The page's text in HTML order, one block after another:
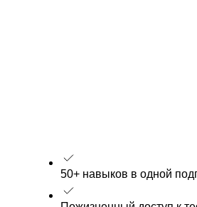
50+ навыков в одной